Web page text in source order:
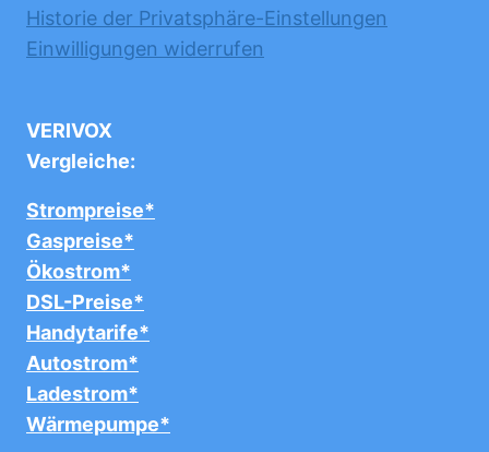
Historie der Privatsphäre-Einstellungen
Einwilligungen widerrufen
VERIVOX
Vergleiche:
Strompreise*
Gaspreise*
Ökostrom*
DSL-Preise*
Handytarife*
Autostrom*
Ladestrom*
Wärmepumpe*